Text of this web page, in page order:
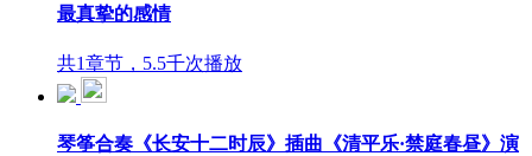
最真挚的感情
共1章节，5.5千次播放
琴筝合奏《长安十二时辰》插曲《清平乐·禁庭春昼》演